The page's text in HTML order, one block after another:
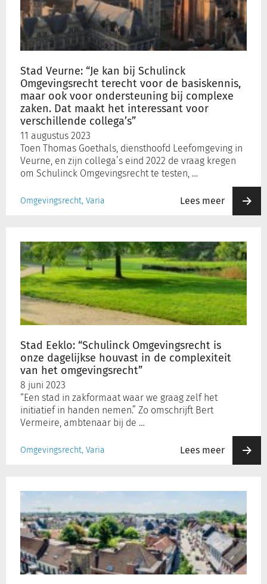
Stad Veurne: “Je kan bij Schulinck
Omgevingsrecht terecht voor de basiskennis,
maar ook voor ondersteuning bij complexe
zaken. Dat maakt het interessant voor
verschillende collega’s”
11 augustus 2023
Toen Thomas Goethals, diensthoofd Leefomgeving in
Veurne, en zijn collega’s eind 2022 de vraag kregen
om Schulinck Omgevingsrecht te testen, …
Omgevingsrecht, Varia Lees meer
Schulinck
Omgevingsrecht
terecht
voor
basiskennis,
maar
ook
voor
ondersteuning
complexe
Dat
maakt
voor
verschillende
collega’s”
Stad Eeklo: “Schulinck Omgevingsrecht is
onze dagelijkse houvast in de complexiteit
van het omgevingsrecht”
8 juni 2023
“Een stad in zakformaat waar we graag zelf het
initiatief in handen nemen.” Zo omschrijft Bert
Vermeire, ambtenaar bij de …
Omgevingsrecht, Varia Lees meer
Eeklo:
“Schulinck
Omgevingsrecht
onze
dagelijkse
houvast
complexiteit
van
het
omgevingsrecht”
Bornem:
“Het
blijft
ons
verbazen
hoe